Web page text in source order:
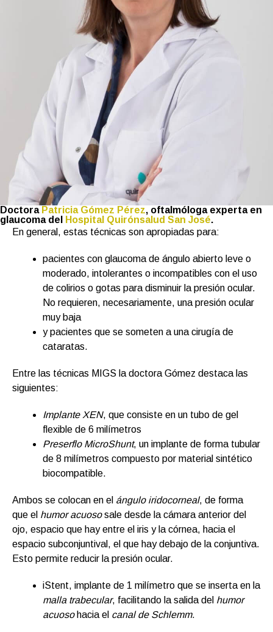
Doctora Patricia Gómez Pérez, oftalmóloga experta en
glaucoma del
Hospital Quirónsalud San José.
En general, estas técnicas son apropiadas para:
pacientes con glaucoma de ángulo abierto leve o
moderado, intolerantes o incompatibles con el uso
de colirios o gotas para disminuir la presión ocular.
No requieren, necesariamente, una presión ocular
muy baja
y pacientes que se someten a una cirugía de
cataratas.
Entre las técnicas MIGS la doctora Gómez destaca las
siguientes:
Implante XEN, que consiste en un tubo de gel
flexible de 6 milímetros
Preserflo MicroShunt, un implante de forma tubular
de 8 milímetros compuesto por material sintético
biocompatible.
Ambos se colocan en el ángulo iridocorneal, de forma
que el humor acuososale desde la cámara anterior del
ojo, espacio que hay entre el iris y la córnea, hacia el
espacio subconjuntival, el que hay debajo de la conjuntiva.
Esto permite reducir la presión ocular.
iStent, implante de 1 milímetro que se inserta en la
malla trabecular, facilitando la salida del humor
acuosohacia el canal de Schlemm.